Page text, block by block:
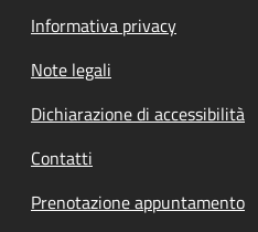
Informativa privacy
Note legali
Dichiarazione di accessibilità
Contatti
Prenotazione appuntamento